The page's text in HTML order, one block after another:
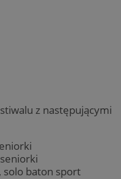
z następującymi
solo baton sport